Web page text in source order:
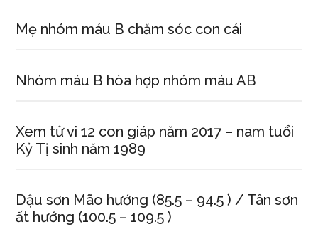
Mẹ nhóm máu B chăm sóc con cái
Nhóm máu B hòa hợp nhóm máu AB
Xem tử vi 12 con giáp năm 2017 – nam tuổi
Kỷ Tị sinh năm 1989
Dậu sơn Mão hướng (85.5 – 94.5 ) / Tân sơn
ất hướng (100.5 – 109.5 )